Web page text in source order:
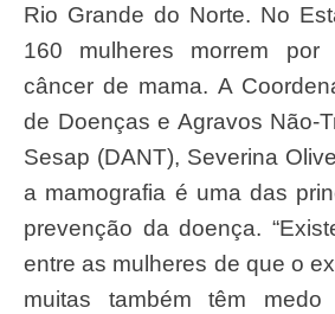
Rio Grande do Norte. No
160 mulheres morrem
câncer de mama. A
de Doenças e Agravos Não-
Sesap (DANT), Severina
a mamografia é uma das
prevenção da doença.
entre as mulheres de que o
muitas também têm